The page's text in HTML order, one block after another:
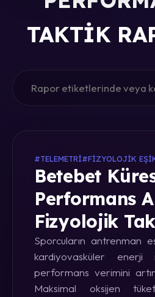
TAKTIK
#TELEMETRI#FIZYOLOJIK
Betebet
Performans
Fizyolojik
Sporcuların antrenman
kardiyovasküler enerji
performans verimini
Maksimal oksijen